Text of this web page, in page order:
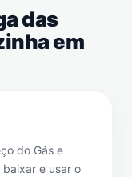
das
em
do Gás e
e usar o